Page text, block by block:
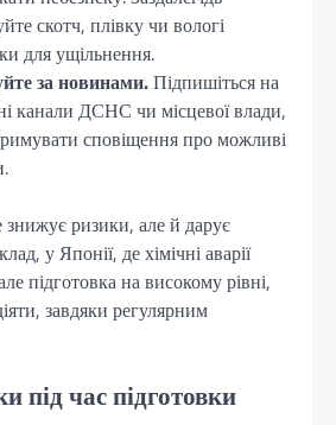
скотч, плівку чи вологі
для ущільнення.
за новинами.Підпишіться на
канали ДСНС чи місцевої влади,
сповіщення про можливі
ризики, але й дарує
у Японії, де хімічні аварії
підготовка на високому рівні,
завдяки регулярним
під час підготовки